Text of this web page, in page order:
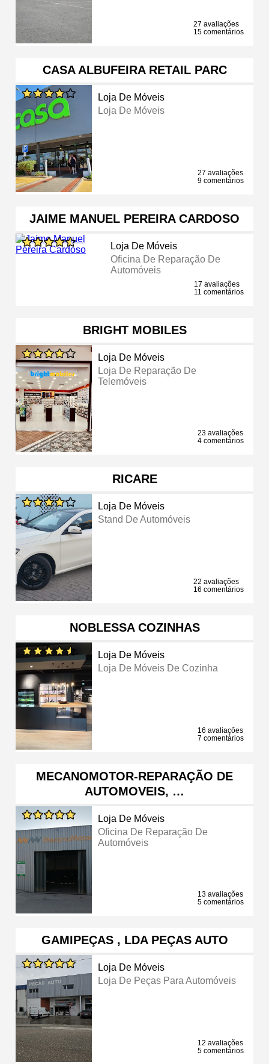
27 avaliações
15 comentários
CASA ALBUFEIRA RETAIL PARC
Loja De Móveis
Loja De Móveis
27 avaliações
9 comentários
JAIME MANUEL PEREIRA CARDOSO
Loja De Móveis
Oficina De Reparação De
Automóveis
17 avaliações
11 comentários
BRIGHT MOBILES
Loja De Móveis
Loja De Reparação De
Telemóveis
23 avaliações
4 comentários
RICARE
Loja De Móveis
Stand De Automóveis
22 avaliações
16 comentários
NOBLESSA COZINHAS
Loja De Móveis
Loja De Móveis De Cozinha
16 avaliações
7 comentários
MECANOMOTOR-REPARAÇÃO DE
AUTOMOVEIS, …
Loja De Móveis
Oficina De Reparação De
Automóveis
13 avaliações
5 comentários
GAMIPEÇAS , LDA PEÇAS AUTO
Loja De Móveis
Loja De Peças Para Automóveis
12 avaliações
5 comentários